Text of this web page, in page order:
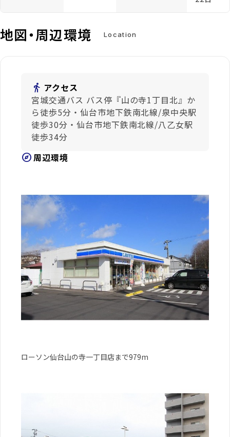
地図・周辺環境 Location
directions_walk アクセス
宮城交通バス バス停『山の寺1丁目北』か
ら徒歩5分・仙台市地下鉄南北線/泉中央駅
徒歩30分・仙台市地下鉄南北線/八乙女駅
徒歩34分
explore周辺環境
ローソン仙台山の寺一丁目店まで979m